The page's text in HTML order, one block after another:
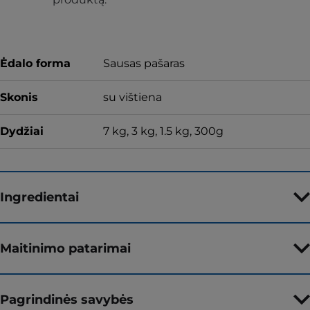
Ėdalo forma Sausas pašaras
Skonis su vištiena
Dydžiai 7 kg, 3 kg, 1.5 kg, 300g
Ingredientai
Maitinimo patarimai
Pagrindinės savybės